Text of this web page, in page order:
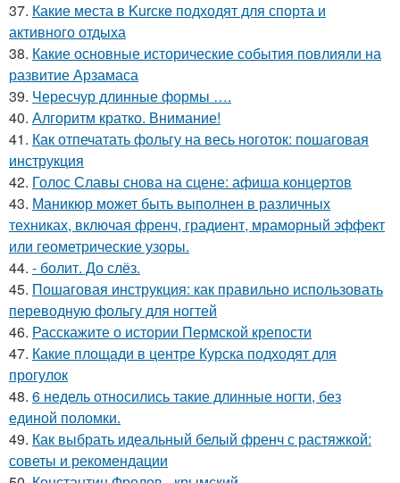
37. Какие места в Kurскe подходят для спорта и
активного отдыха
38. Какие основные исторические события повлияли на
развитие Арзамаса
39. Чересчур длинные формы ….
40. Алгоритм кратко. Внимание!
41. Как отпечатать фольгу на весь ноготок: пошаговая
инструкция
42. Голос Славы снова на сцене: афиша концертов
43. Маникюр может быть выполнен в различных
техниках, включая френч, градиент, мраморный эффект
или геометрические узоры.
44. - болит. До слёз.
45. Пошаговая инструкция: как правильно использовать
переводную фольгу для ногтей
46. Расскажите о истории Пермской крепости
47. Какие площади в центре Курска подходят для
прогулок
48. 6 недель относились такие длинные ногти, без
единой поломки.
49. Как выбрать идеальный белый френч с растяжкой:
советы и рекомендации